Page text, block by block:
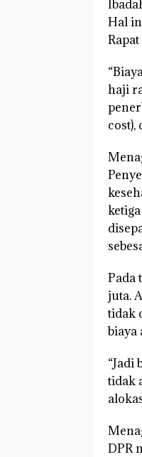
Hal
haji
cost),
Pada
juta.
tidak
biaya
“Jadi
tidak
DPR